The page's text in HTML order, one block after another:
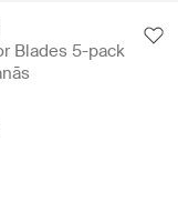
Blades 5-pack